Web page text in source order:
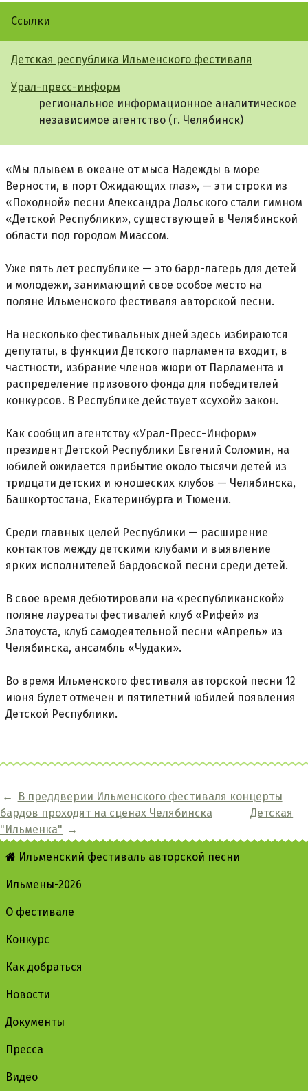
Ссылки
Детская республика Ильменского фестиваля
Урал-пресс-информ
региональное информационное аналитическое
независимое агентство (г. Челябинск)
«Мы плывем в океане от мыса Надежды в море
Верности, в порт Ожидающих глаз», — эти строки из
«Походной» песни Александра Дольского стали гимном
«Детской Республики», существующей в Челябинской
области под городом Миассом.
Уже пять лет республике — это бард-лагерь для детей
и молодежи, занимающий свое особое место на
поляне Ильменского фестиваля авторской песни.
На несколько фестивальных дней здесь избираются
депутаты, в функции Детского парламента входит, в
частности, избрание членов жюри от Парламента и
распределение призового фонда для победителей
конкурсов. В Республике действует «сухой» закон.
Как сообщил агентству «Урал-Пресс-Информ»
президент Детской Республики Евгений Соломин, на
юбилей ожидается прибытие около тысячи детей из
тридцати детских и юношеских клубов — Челябинска,
Башкортостана, Екатеринбурга и Тюмени.
Среди главных целей Республики — расширение
контактов между детскими клубами и выявление
ярких исполнителей бардовской песни среди детей.
В свое время дебютировали на «республиканской»
поляне лауреаты фестивалей клуб «Рифей» из
Златоуста, клуб самодеятельной песни «Апрель» из
Челябинска, ансамбль «Чудаки».
Во время Ильменского фестиваля авторской песни 12
июня будет отмечен и пятилетний юбилей появления
Детской Республики.
←
В преддверии Ильменского фестиваля концерты
бардов проходят на сценах Челябинска
Детская
"Ильменка" →
Ильменский фестиваль авторской песни
Ильмены-2026
О фестивале
Конкурс
Как добраться
Новости
Документы
Пресса
Видео